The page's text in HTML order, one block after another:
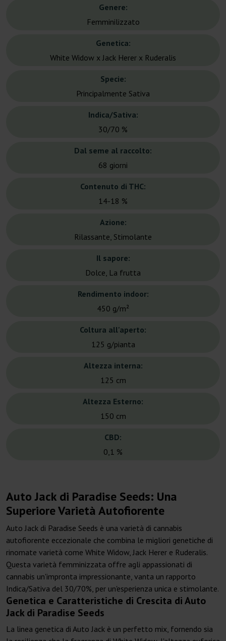
Genere:
Femminilizzato
Genetica:
White Widow x Jack Herer x Ruderalis
Specie:
Principalmente Sativa
Indica/Sativa:
30/70 %
Dal seme al raccolto:
68 giorni
Contenuto di THC:
14-18 %
Azione:
Rilassante, Stimolante
Il sapore:
Dolce, La frutta
Rendimento indoor:
450 g/m²
Coltura all'aperto:
125 g/pianta
Altezza interna:
125 cm
Altezza Esterno:
150 cm
CBD:
0,1 %
Auto Jack di Paradise Seeds: Una
Superiore Varietà Autofiorente
Auto Jack di Paradise Seeds è una varietà di cannabis
autofiorente eccezionale che combina le migliori genetiche di
rinomate varietà come White Widow, Jack Herer e Ruderalis.
Questa varietà femminizzata offre agli appassionati di
cannabis un'impronta impressionante, vanta un rapporto
Indica/Sativa del 30/70%, per un'esperienza unica e stimolante.
Genetica e Caratteristiche di Crescita di Auto
Jack di Paradise Seeds
La linea genetica di Auto Jack è un perfetto mix, fornendo sia